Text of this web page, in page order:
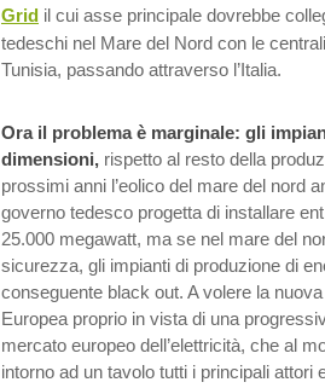
Grid il cui asse principale dovrebbe
tedeschi nel Mare del Nord con le
Tunisia, passando attraverso l’Italia.
Ora il problema è marginale: gli
dimensioni, rispetto al resto della
prossimi anni l’eolico del mare del nord
governo tedesco progetta di installare
25.000 megawatt, ma se nel mare del
sicurezza, gli impianti di produzione di
conseguente black out. A volere la
Europea proprio in vista di una
mercato europeo dell’elettricità, che al
intorno ad un tavolo tutti i principali attori